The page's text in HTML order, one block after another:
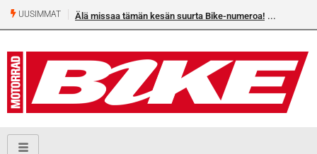
UUSIMMAT Älä missaa tämän kesän suurta Bike-numeroa!